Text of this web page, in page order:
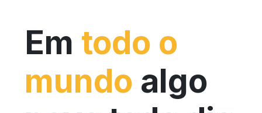
Em todo o
mundo algo